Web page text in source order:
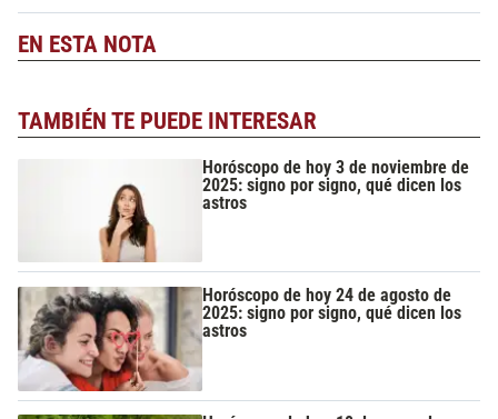
EN ESTA NOTA
TAMBIÉN TE PUEDE INTERESAR
Horóscopo de hoy 3 de noviembre de
2025: signo por signo, qué dicen los
astros
Horóscopo de hoy 24 de agosto de
2025: signo por signo, qué dicen los
astros